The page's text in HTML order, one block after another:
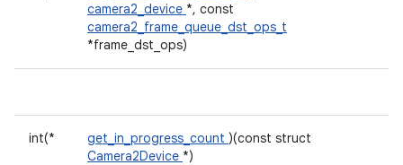
camera2_device *, const
camera2_frame_queue_dst_ops_t
*frame_dst_ops)
int(* get_in_progress_count )(const struct
Camera2Device *)